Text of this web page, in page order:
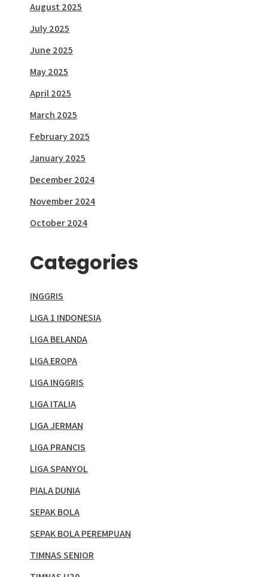
August 2025
July 2025
June 2025
May 2025
April 2025
March 2025
February 2025
January 2025
December 2024
November 2024
October 2024
Categories
INGGRIS
LIGA 1 INDONESIA
LIGA BELANDA
LIGA EROPA
LIGA INGGRIS
LIGA ITALIA
LIGA JERMAN
LIGA PRANCIS
LIGA SPANYOL
PIALA DUNIA
SEPAK BOLA
SEPAK BOLA PEREMPUAN
TIMNAS SENIOR